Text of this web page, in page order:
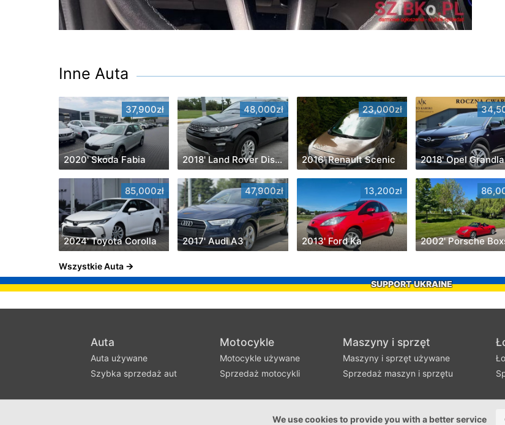
Inne Auta
37,900zł
2020' Skoda Fabia
48,000zł
2018' Land Rover Discovery Sport
23,000zł
2016' Renault Scenic
85,000zł
2024' Toyota Corolla
47,900zł
2017' Audi A3
13,200zł
2013' Ford Ka
Wszystkie Auta
SUPPORT UKRAINE
Auta
Auta używane
Szybka sprzedaż aut
Motocykle
Motocykle używane
Sprzedaż motocykli
Maszyny i sprzęt
Maszyny i sprzęt używane
Sprzedaż maszyn i sprzętu
©2016-2026 - szbk.pl
We use cookies to provide you with a better service